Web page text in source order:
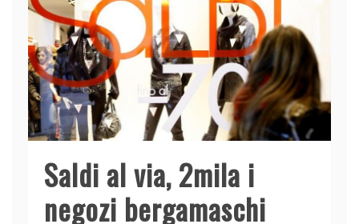
Saldi al via, 2mila i
negozi bergamaschi